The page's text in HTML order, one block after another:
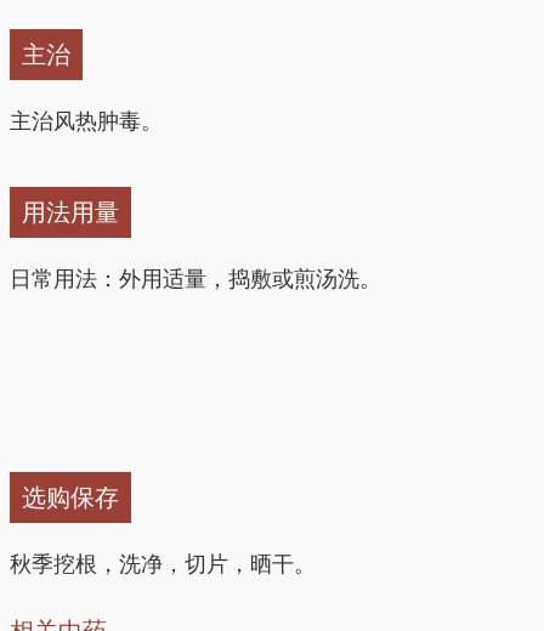
主治
主治风热肿毒。
用法用量
日常用法：外用适量，捣敷或煎汤洗。
选购保存
秋季挖根，洗净，切片，晒干。